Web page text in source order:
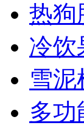
热狗
冷饮
雪泥
多功